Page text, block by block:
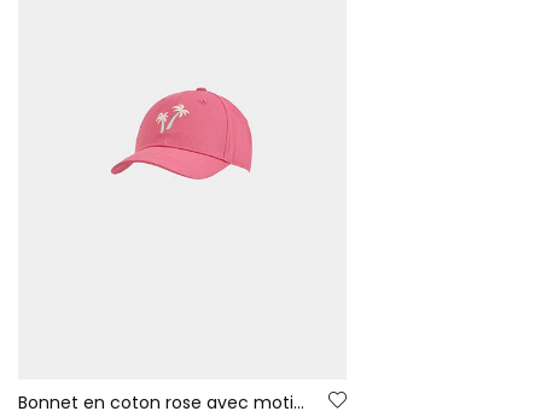
Bonnet en coton rose avec motifs de palmiers